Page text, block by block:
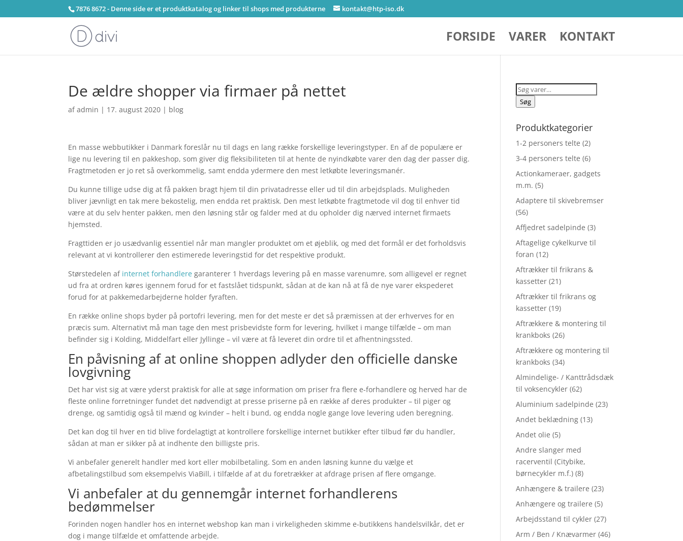
7876 8672 - Denne side er et produktkatalog og linker til shops med produkterne kontakt@htp-iso.dk
FORSIDE VARER KONTAKT
De ældre shopper via firmaer på nettet
afadmin | 17. august 2020 | blog
En masse webbutikker i Danmark foreslår nu til dags en lang række forskellige leveringstyper. En af de populære er
lige nu levering til en pakkeshop, som giver dig fleksibiliteten til at hente de nyindkøbte varer den dag der passer dig.
Fragtmetoden er jo ret så overkommelig, samt endda ydermere den mest letkøbte leveringsmanér.
Du kunne tillige udse dig at få pakken bragt hjem til din privatadresse eller ud til din arbejdsplads. Muligheden
bliver jævnligt en tak mere bekostelig, men endda ret praktisk. Den mest letkøbte fragtmetode vil dog til enhver tid
være at du selv henter pakken, men den løsning står og falder med at du opholder dig nærved internet firmaets
hjemsted.
Fragttiden er jo usædvanlig essentiel når man mangler produktet om et øjeblik, og med det formål er det forholdsvis
relevant at vi kontrollerer den estimerede leveringstid for det respektive produkt.
Størstedelen af internet forhandlere garanterer 1 hverdags levering på en masse varenumre, som alligevel er regnet
ud fra at ordren køres igennem forud for et fastslået tidspunkt, sådan at de kan nå at få de nye varer ekspederet
forud for at pakkemedarbejderne holder fyraften.
En række online shops byder på portofri levering, men for det meste er det så præmissen at der erhverves for en
præcis sum. Alternativt må man tage den mest prisbevidste form for levering, hvilket i mange tilfælde – om man
befinder sig i Kolding, Middelfart eller Jyllinge – vil være at få leveret din ordre til et afhentningssted.
En påvisning af at online shoppen adlyder den officielle danske
lovgivning
Det har vist sig at være yderst praktisk for alle at søge information om priser fra flere e-forhandlere og herved har de
fleste online forretninger fundet det nødvendigt at presse priserne på en række af deres produkter – til piger og
drenge, og samtidig også til mænd og kvinder – helt i bund, og endda nogle gange love levering uden beregning.
Det kan dog til hver en tid blive fordelagtigt at kontrollere forskellige internet butikker efter tilbud før du handler,
sådan at man er sikker på at indhente den billigste pris.
Vi anbefaler generelt handler med kort eller mobilbetaling. Som en anden løsning kunne du vælge et
afbetalingstilbud som eksempelvis ViaBill, i tilfælde af at du foretrækker at afdrage prisen af flere omgange.
Vi anbefaler at du gennemgår internet forhandlerens
bedømmelser
Forinden nogen handler hos en internet webshop kan man i virkeligheden skimme e-butikkens handelsvilkår, det er
dog i mange tilfælde et omfattende arbejde.
Søg
efter:
Søg
Produktkategorier
1-2 personers telte (2)
3-4 personers telte (6)
Actionkameraer, gadgets
m.m. (5)
Adaptere til skivebremser
(56)
Affjedret sadelpinde (3)
Aftagelige cykelkurve til
foran (12)
Aftrækker til frikrans &
kassetter (21)
Aftrækker til frikrans og
kassetter (19)
Aftrækkere & montering til
krankboks (26)
Aftrækkere og montering til
krankboks (34)
Almindelige- / Kanttrådsdæk
til voksencykler (62)
Aluminium sadelpinde (23)
Andet beklædning (13)
Andet olie (5)
Andre slanger med
racerventil (Citybike,
børnecykler m.f.) (8)
Anhængere & trailere (23)
Anhængere og trailere (5)
Arbejdsstand til cykler (27)
Arm / Ben / Knævarmer (46)